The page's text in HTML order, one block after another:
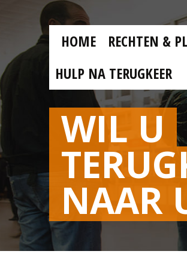
Skip to main content
MAIN
MENU
NL
HOME RECHTEN &
HULP NA TERUGKEER
WIL U
NAAR